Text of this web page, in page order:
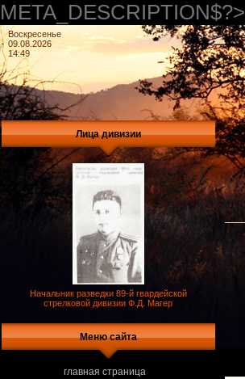
META_DESCRIPTION$?>
Воскресенье
09.08.2026
14:49
Лица дивизии
Начальник разведки 89-й гвардейской
стрелковой дивизии Ф.Д. Магер
Меню сайта
главная страница